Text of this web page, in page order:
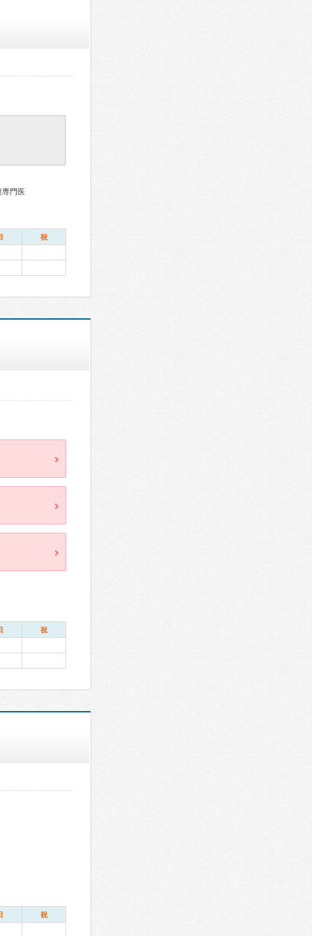
専門医
祝
祝
祝